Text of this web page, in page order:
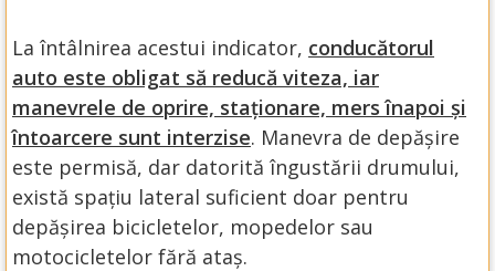
La întâlnirea acestui indicator, conducătorul
auto este obligat să reducă viteza, iar
manevrele de oprire, staționare, mers înapoi și
întoarcere sunt interzise. Manevra de depășire
este permisă, dar datorită îngustării drumului,
există spațiu lateral suficient doar pentru
depășirea bicicletelor, mopedelor sau
motocicletelor fără ataș.